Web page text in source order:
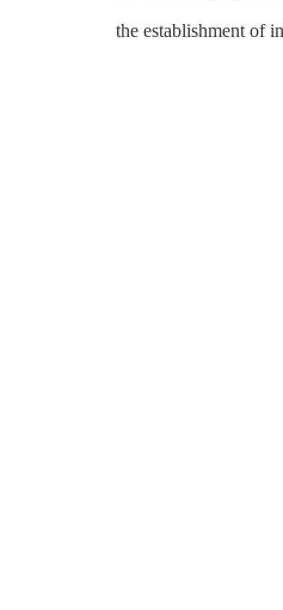
the establishment of